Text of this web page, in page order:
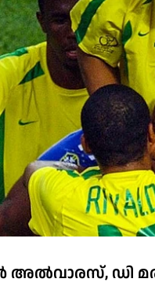
അൽവാരസ്, ഡി